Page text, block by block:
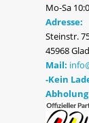
Mo-Sa
Adresse:
Steinstr.
45968
Mail:
-Kein